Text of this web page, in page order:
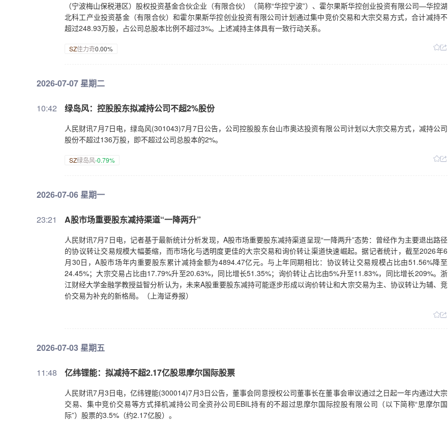
（宁波梅山保税港区）股权投资基金合伙企业（有限合伙）（简称“华控宁波”）、霍尔果斯华控创业投资有限公司—华控湖
北科工产业投资基金（有限合伙）和霍尔果斯华控创业投资有限公司计划通过集中竞价交易和大宗交易方式，合计减持不
超过248.93万股，占公司总股本比例不超过3%。上述减持主体具有一致行动关系。
SZ佳力奇0.00%
2026-07-07 星期二
10:42 绿岛风：控股股东拟减持公司不超2%股份
人民财讯7月7日电，绿岛风(301043)7月7日公告，公司控股股东台山市奥达投资有限公司计划以大宗交易方式，减持公司
股份不超过136万股，即不超过公司总股本的2%。
SZ绿岛风-0.79%
2026-07-06 星期一
23:21 A股市场重要股东减持渠道“一降两升”
人民财讯7月7日电，记者基于最新统计分析发现，A股市场重要股东减持渠道呈现“一降两升”态势：曾经作为主要退出路径
的协议转让交易规模大幅萎缩，而市场化与透明度更佳的大宗交易和询价转让渠道快速崛起。据记者统计，截至2026年6
月30日，A股市场年内重要股东累计减持金额为4894.47亿元。与上年同期相比：协议转让交易规模占比由51.56%降至
24.45%；大宗交易占比由17.79%升至20.63%，同比增长51.35%；询价转让占比由5%升至11.83%，同比增长209%。浙
江财经大学金融学教授益智分析认为，未来A股重要股东减持可能逐步形成以询价转让和大宗交易为主、协议转让为辅、竞
价交易为补充的新格局。（上海证券报）
2026-07-03 星期五
11:48 亿纬锂能：拟减持不超2.17亿股思摩尔国际股票
人民财讯7月3日电，亿纬锂能(300014)7月3日公告，董事会同意授权公司董事长在董事会审议通过之日起一年内通过大宗
交易、集中竞价交易等方式择机减持公司全资孙公司EBIL持有的不超过思摩尔国际控股有限公司（以下简称“思摩尔国
际”）股票的3.5%（约2.17亿股）。